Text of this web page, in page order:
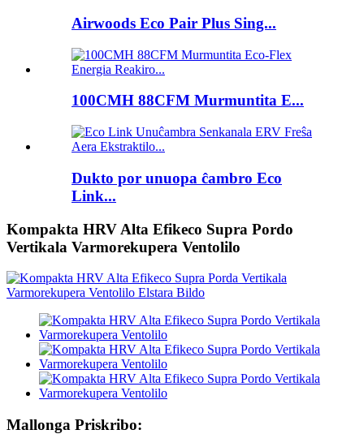
Airwoods Eco Pair Plus Sing...
100CMH 88CFM Murmuntita E...
Dukto por unuopa ĉambro Eco
Link...
Kompakta HRV Alta Efikeco Supra Pordo
Vertikala Varmorekupera Ventolilo
Mallonga Priskribo: